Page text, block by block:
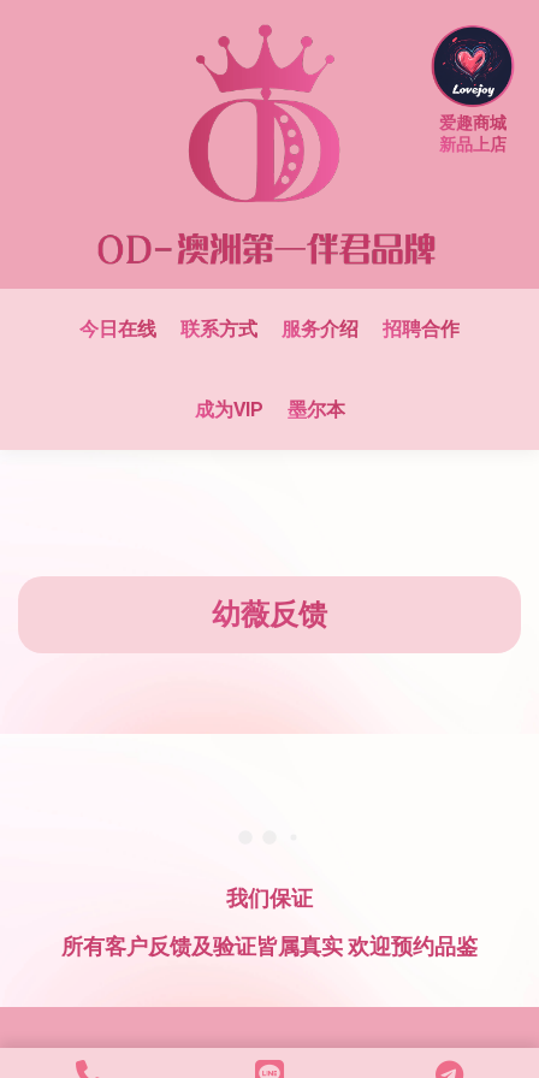
今日在线 联系方式 服务介绍 招聘合作
成为VIP 墨尔本
幼薇反馈
我们保证
所有客户反馈及验证皆属真实 欢迎预约品鉴
爱趣商城
新品上店